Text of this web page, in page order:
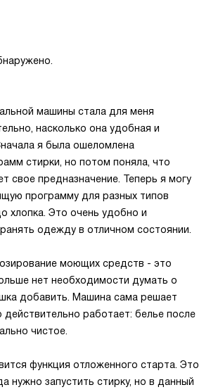
машины стала для меня
насколько она удобная и
я была ошеломлена
стирки, но потом поняла, что
свое предназначение. Теперь я могу
программу для разных типов
хлопка. Это очень удобно и
одежду в отличном состоянии.
моющих средств - это
нет необходимости думать о
добавить. Машина сама решает
работает: белье после
чистое.
функция отложенного старта. Это
нужно запустить стирку, но в данный